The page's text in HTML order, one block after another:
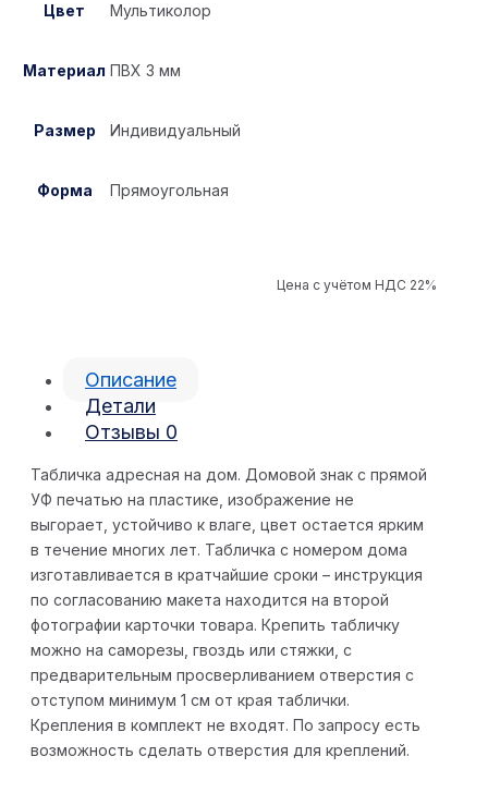
Цвет Мультиколор
Материал ПВХ 3 мм
Размер Индивидуальный
Форма Прямоугольная
Цена с учётом НДС 22%
Описание
Детали
Отзывы 0
Табличка адресная на дом. Домовой знак с прямой
УФ печатью на пластике, изображение не
выгорает, устойчиво к влаге, цвет остается ярким
в течение многих лет. Табличка с номером дома
изготавливается в кратчайшие сроки – инструкция
по согласованию макета находится на второй
фотографии карточки товара. Крепить табличку
можно на саморезы, гвоздь или стяжки, с
предварительным просверливанием отверстия с
отступом минимум 1 см от края таблички.
Крепления в комплект не входят. По запросу есть
возможность сделать отверстия для креплений.